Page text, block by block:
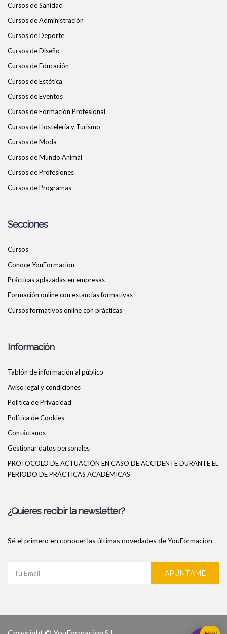
Cursos de Sanidad
Cursos de Administración
Cursos de Deporte
Cursos de Diseño
Cursos de Educación
Cursos de Estética
Cursos de Eventos
Cursos de Formación Profesional
Cursos de Hostelería y Turismo
Cursos de Moda
Cursos de Mundo Animal
Cursos de Profesiones
Cursos de Programas
Secciones
Cursos
Conoce YouFormacion
Prácticas aplazadas en empresas
Formación online con estancias formativas
Cursos formativos online con prácticas
Información
Tablón de información al público
Aviso legal y condiciones
Política de Privacidad
Política de Cookies
Contáctanos
Gestionar datos personales
PROTOCOLO DE ACTUACIÓN EN CASO DE ACCIDENTE DURANTE EL
PERIODO DE PRÁCTICAS ACADÉMICAS
¿Quieres recibir la newsletter?
Sé el primero en conocer las últimas novedades de YouFormacion
APÚNTAME